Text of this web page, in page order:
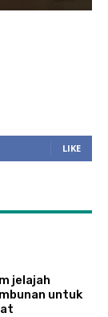
LIKE
jelajah
untuk